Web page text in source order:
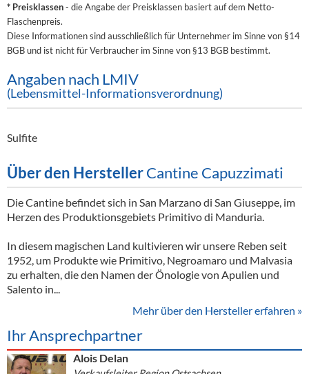
* Preisklassen- die Angabe der Preisklassen basiert auf dem Netto-
Flaschenpreis.
Diese Informationen sind ausschließlich für Unternehmer im Sinne von §14
BGB und ist nicht für Verbraucher im Sinne von §13 BGB bestimmt.
Angaben nach LMIV
(Lebensmittel-Informationsverordnung)
Sulfite
Über den HerstellerCantine Capuzzimati
Die Cantine befindet sich in San Marzano di San Giuseppe, im
Herzen des Produktionsgebiets Primitivo di Manduria.
In diesem magischen Land kultivieren wir unsere Reben seit
1952, um Produkte wie Primitivo, Negroamaro und Malvasia
zu erhalten, die den Namen der Önologie von Apulien und
Salento in...
Mehr über den Hersteller erfahren »
Ihr Ansprechpartner
Alois Delan